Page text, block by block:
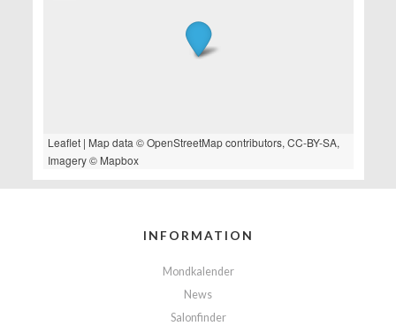
Leaflet| Map data ©OpenStreetMapcontributors, CC-BY-SA,
Imagery © Mapbox
INFORMATION
Mondkalender
News
Salonfinder